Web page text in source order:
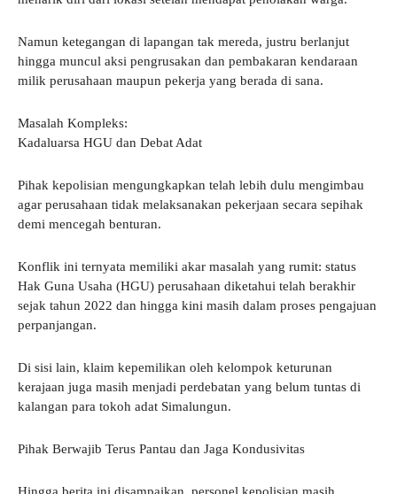
Namun ketegangan di lapangan tak mereda, justru berlanjut
hingga muncul aksi pengrusakan dan pembakaran kendaraan
milik perusahaan maupun pekerja yang berada di sana.
Masalah Kompleks:
Kadaluarsa HGU dan Debat Adat
Pihak kepolisian mengungkapkan telah lebih dulu mengimbau
agar perusahaan tidak melaksanakan pekerjaan secara sepihak
demi mencegah benturan.
Konflik ini ternyata memiliki akar masalah yang rumit: status
Hak Guna Usaha (HGU) perusahaan diketahui telah berakhir
sejak tahun 2022 dan hingga kini masih dalam proses pengajuan
perpanjangan.
Di sisi lain, klaim kepemilikan oleh kelompok keturunan
kerajaan juga masih menjadi perdebatan yang belum tuntas di
kalangan para tokoh adat Simalungun.
Pihak Berwajib Terus Pantau dan Jaga Kondusivitas